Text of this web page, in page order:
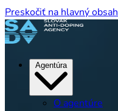
Preskočiť na hlavný obsah
Agentúra
O agentúre